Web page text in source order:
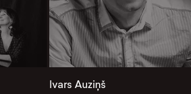
Ivars Auziņš